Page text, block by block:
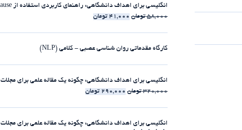
انگلیسی برای اهداف دانشگاهی: راهنمای کاربردی استفاده از clause-ها [الکترونیکی PDF]
58,000 تومان 41,000 تومان
کارگاه مقدماتی روان شناسی عصبی - کلامی (NLP)
انگلیسی برای اهداف دانشگاهی: چگونه یک مقاله علمی برای مجلات ISI بنویسیم [الکترونیکی PDF]
320,000 تومان 290,000 تومان
انگلیسی برای اهداف دانشگاهی: چگونه یک مقاله علمی برای مجلات ISI بنویسیم [225:30 - ویدئو HD]